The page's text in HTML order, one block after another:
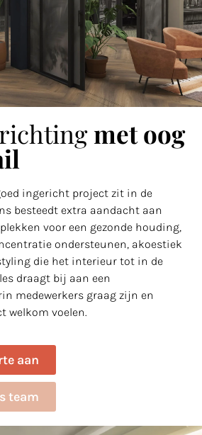
met oog
ingericht project zit in de
besteedt extra aandacht aan
voor een gezonde houding,
ondersteunen, akoestiek
die het interieur tot in de
draagt bij aan een
medewerkers graag zijn en
welkom voelen.
aan
team